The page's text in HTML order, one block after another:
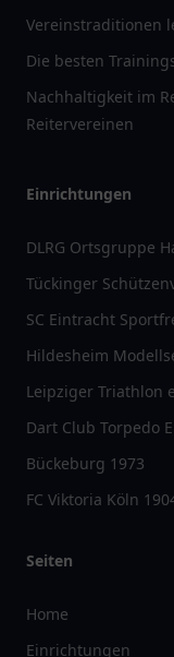
Vereinstraditionen
Die besten
Nachhaltigkeit im
Reitervereinen
Einrichtungen
DLRG Ortsgruppe
Tückinger
SC Eintracht
Hildesheim
Leipziger Triathlon
Dart Club Torpedo
Bückeburg 1973
FC Viktoria Köln
Seiten
Home
Einrichtungen